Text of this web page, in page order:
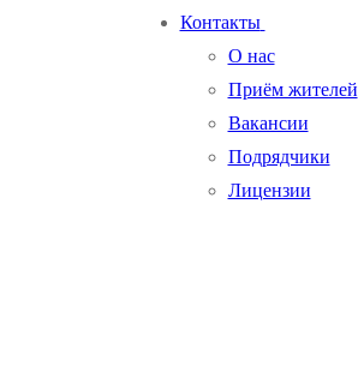
Контакты
О нас
Приём жителей
Вакансии
Подрядчики
Лицензии